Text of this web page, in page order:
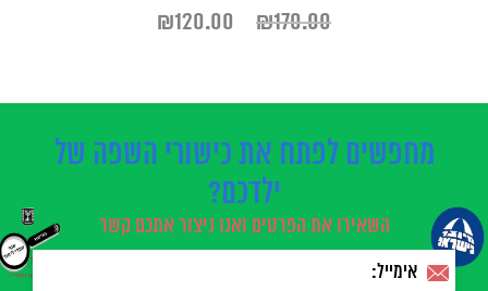
₪170.00
₪120.00
מחפשים לפתח את כישורי השפה של
ילדכם?
השאירו את הפרטים ואנו ניצור אתכם קשר